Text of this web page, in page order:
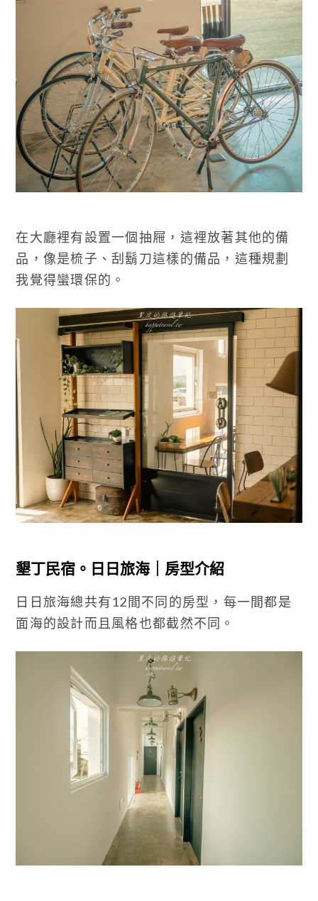
在大廳裡有設置一個抽屜，這裡放著其他的備
品，像是梳子、刮鬍刀這樣的備品，這種規劃
我覺得蠻環保的。
墾丁民宿。日日旅海｜房型介紹
日日旅海總共有12間不同的房型，每一間都是
面海的設計而且風格也都截然不同。